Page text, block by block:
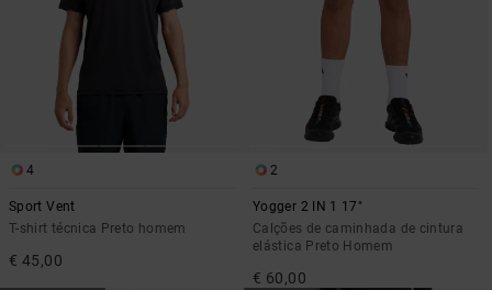
4
Sport Vent
T-shirt técnica Preto homem
€ 45,00
2
Yogger 2 IN 1 17"
Calções de caminhada de cintura
elástica Preto Homem
€ 60,00